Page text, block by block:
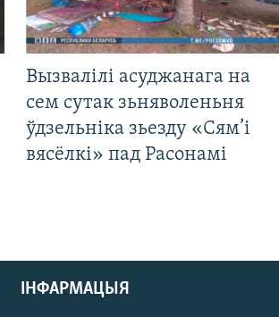
Вызвалілі асуджанага на
сем сутак зьняволеньня
ўдзельніка зьезду «Сям’і
вясёлкі» пад Расонамі
ІНФАРМАЦЫЯ